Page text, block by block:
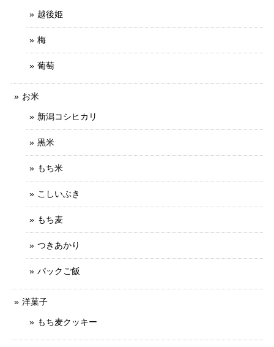
越後姫
梅
葡萄
お米
新潟コシヒカリ
黒米
もち米
こしいぶき
もち麦
つきあかり
パックご飯
洋菓子
もち麦クッキー